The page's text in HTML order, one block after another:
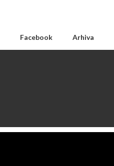
Facebook Arhiva